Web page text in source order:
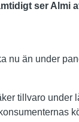
ser Almi
nu än under
tillvaro under